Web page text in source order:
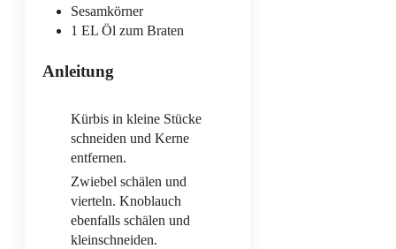
Sesamkörner
1 EL Öl zum Braten
Anleitung
Kürbis in kleine Stücke
schneiden und Kerne
entfernen.
Zwiebel schälen und
vierteln. Knoblauch
ebenfalls schälen und
kleinschneiden.